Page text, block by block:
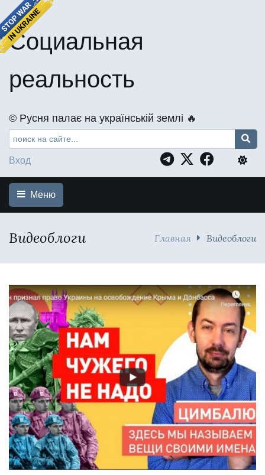
Социальная
реальность
©️ Русня палає на українській землі 🔥
Вход
Меню
Видеоблоги Главная Видеоблоги